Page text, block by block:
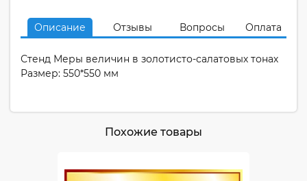
Описание Отзывы Вопросы Оплата
Стенд Меры величин в золотисто-салатовых тонах
Размер: 550*550 мм
Похожие товары